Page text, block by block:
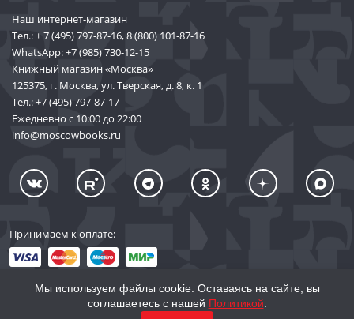
Наш интернет-магазин
Тел.:+ 7 (495) 797-87-16,8 (800) 101-87-16
WhatsApp:+7 (985) 730-12-15
Книжный магазин «Москва»
125375, г. Москва, ул. Тверская, д. 8, к. 1
Тел.:+7 (495) 797-87-17
Ежедневно с 10:00 до 22:00
info@moscowbooks.ru
Принимаем к оплате:
© 2002–2026 «Торговый Дом Книги «МОСКВА»
Мы используем файлы cookie. Оставаясь на сайте, вы
соглашаетесь с нашей Политикой